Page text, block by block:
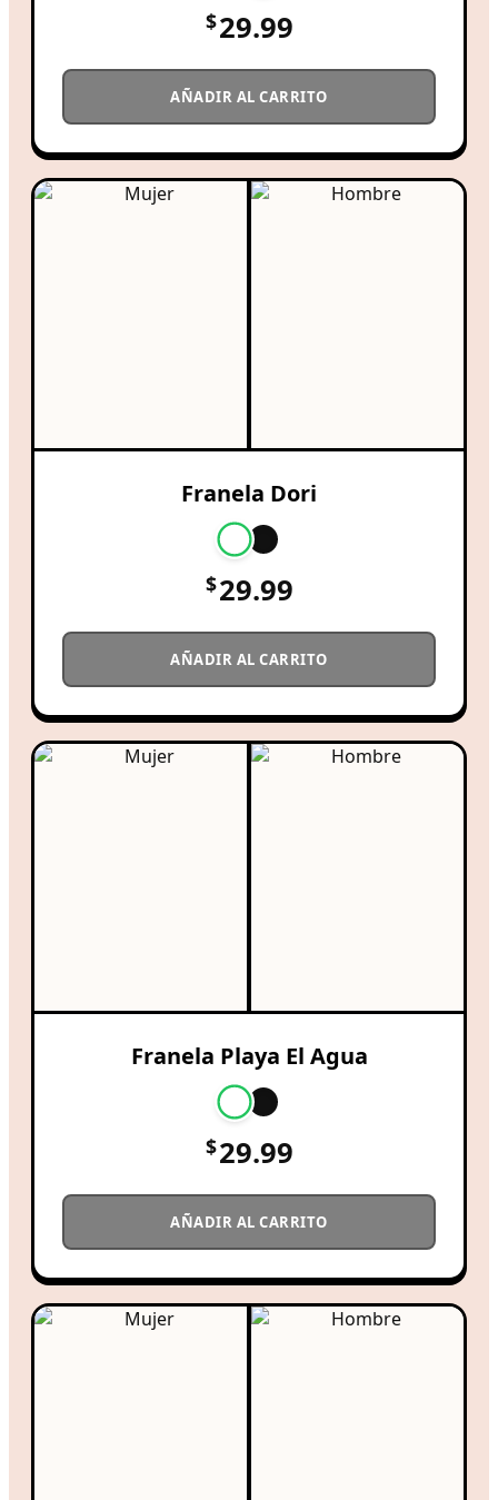
$29.99
AÑADIR AL CARRITO
Franela Dori
$29.99
AÑADIR AL CARRITO
Franela Playa El Agua
$29.99
AÑADIR AL CARRITO